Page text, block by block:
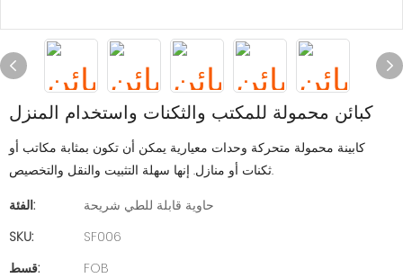
كبائن محمولة للمكتب والثكنات واستخدام المنزل
كابينة محمولة متحركة وحدات معيارية يمكن أن تكون بمثابة مكاتب أو
ثكنات أو منازل. إنها سهلة التثبيت والنقل والتخصيص.
الفئة:
حاوية قابلة للطي شريحة
SKU:
SF006
قسط:
FOB